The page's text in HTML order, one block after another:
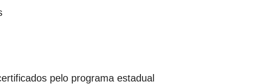
pelo programa estadual